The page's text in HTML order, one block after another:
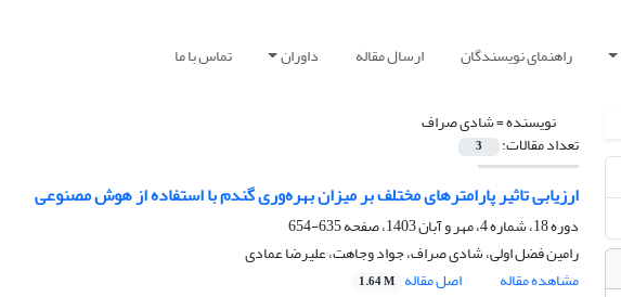
راهنمای نویسندگان ارسال مقاله داوران تماس با ما
نویسنده =شادی صراف
تعداد مقالات: 3
ارزیابی تاثیر پارامترهای مختلف بر میزان بهره‌وری گندم با استفاده از هوش مصنوعی
دوره 18، شماره 4، مهر و آبان 1403، صفحه
635-654
رامین فضل اولی، شادی صراف، جواد وجاهت، علیرضا عمادی
مشاهده مقاله
اصل مقاله 1.64 M